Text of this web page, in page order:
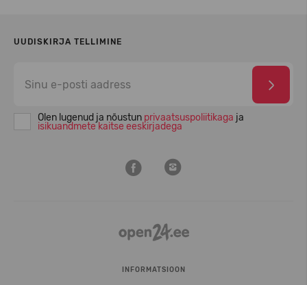
UUDISKIRJA TELLIMINE
Olen lugenud ja nõustun privaatsuspoliitikaga ja
isikuandmete kaitse eeskirjadega
INFORMATSIOON